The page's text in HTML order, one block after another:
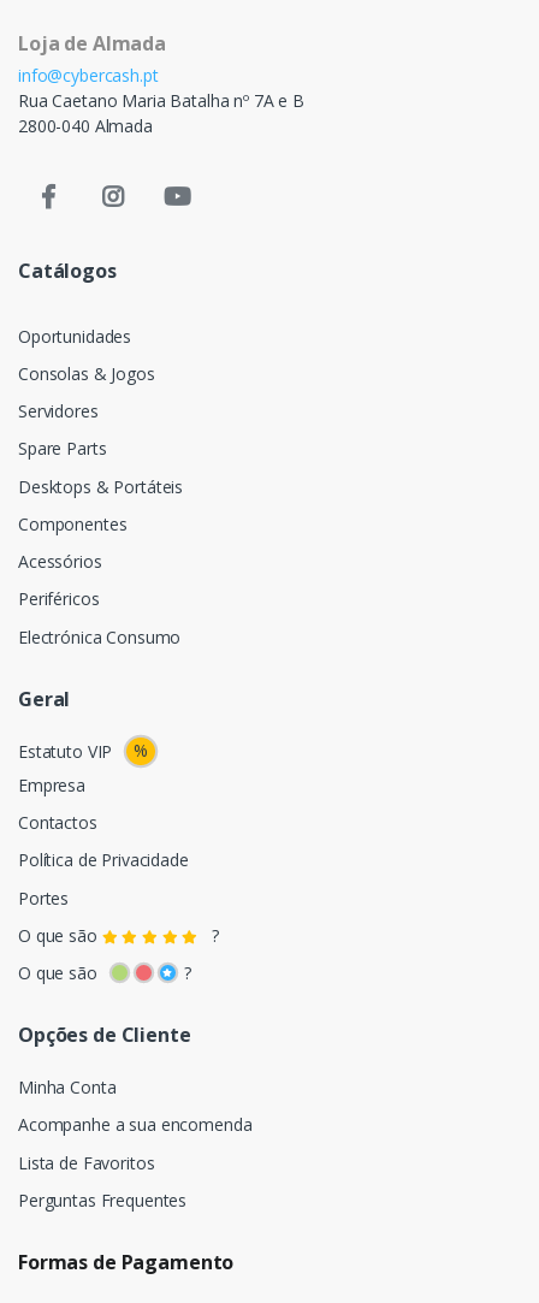
Loja de Almada
info@cybercash.pt
Rua Caetano Maria Batalha nº 7A e B
2800-040 Almada
Catálogos
Oportunidades
Consolas & Jogos
Servidores
Spare Parts
Desktops & Portáteis
Componentes
Acessórios
Periféricos
Electrónica Consumo
Geral
Estatuto VIP
%
Empresa
Contactos
Política de Privacidade
Portes
O que são
?
O que são
?
Opções de Cliente
Minha Conta
Acompanhe a sua encomenda
Lista de Favoritos
Perguntas Frequentes
Formas de Pagamento